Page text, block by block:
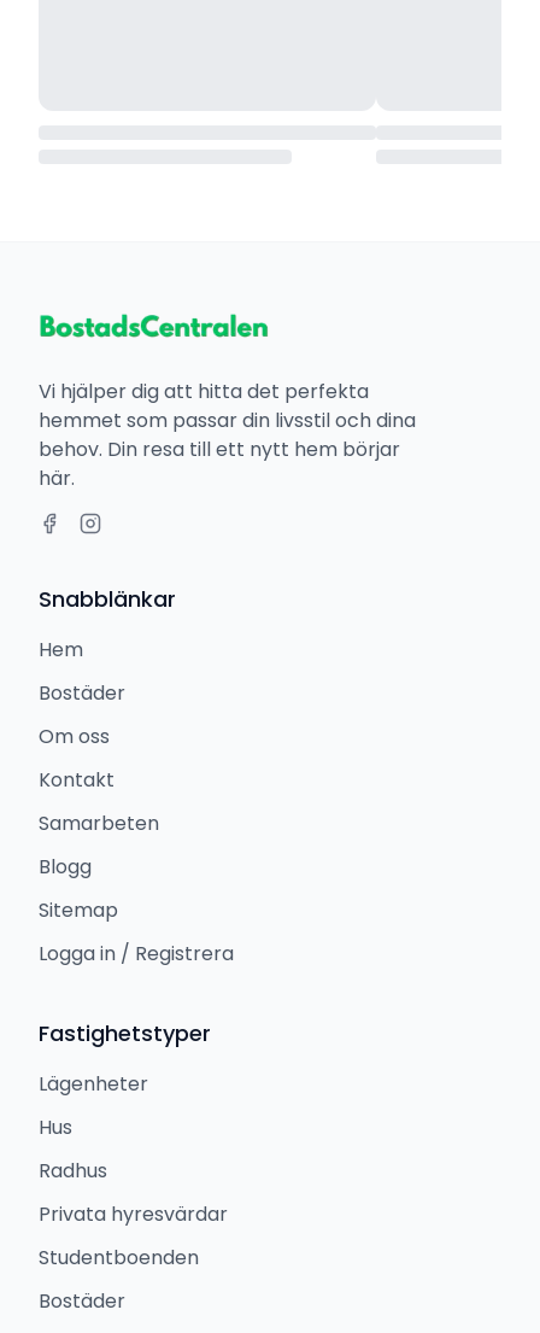
Vi hjälper dig att hitta det perfekta
hemmet som passar din livsstil och dina
behov. Din resa till ett nytt hem börjar
här.
Snabblänkar
Hem
Bostäder
Om oss
Kontakt
Samarbeten
Blogg
Sitemap
Logga in / Registrera
Fastighetstyper
Lägenheter
Hus
Radhus
Privata hyresvärdar
Studentboenden
Bostäder